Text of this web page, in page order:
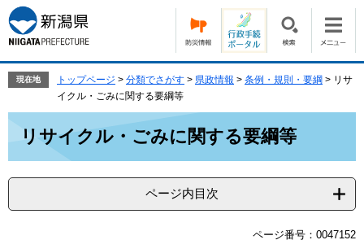
ー
ジ
の
で
ニ
ュ
ー
ば
本
文
現在地 トップページ > 分類でさがす > 県政情報 > 条例・規則・要綱 > リサ
イクル・ごみに関する要綱等
リサイクル・ごみに関する要綱等
ページ内目次
ページ番号：0047152